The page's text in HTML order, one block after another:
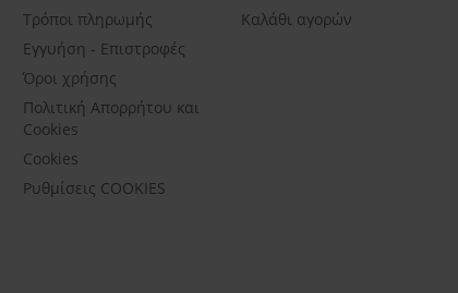
Τρόποι πληρωμής
Εγγυήση - Επιστροφές
Όροι χρήσης
Πολιτική Απορρήτου και
Cookies
Cookies
Ρυθμίσεις COOKIES
Καλάθι αγορών